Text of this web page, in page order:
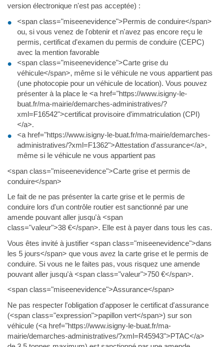
version électronique n'est pas acceptée) :
<span class="miseenevidence">Permis de conduire</span>
ou, si vous venez de l'obtenir et n'avez pas encore reçu le
permis, certificat d'examen du permis de conduire (CEPC)
avec la mention favorable
<span class="miseenevidence">Carte grise du
véhicule</span>, même si le véhicule ne vous appartient pas
(une photocopie pour un véhicule de location). Vous pouvez
présenter à la place le <a href="https://www.isigny-le-
buat.fr/ma-mairie/demarches-administratives/?
xml=F16542">certificat provisoire d'immatriculation (CPI)
</a>.
<a href="https://www.isigny-le-buat.fr/ma-mairie/demarches-
administratives/?xml=F1362">Attestation d'assurance</a>,
même si le véhicule ne vous appartient pas
<span class="miseenevidence">Carte grise et permis de
conduire</span>
Le fait de ne pas présenter la carte grise et le permis de
conduire lors d'un contrôle routier est sanctionné par une
amende pouvant aller jusqu'à <span
class="valeur">38 €</span>. Elle est à payer dans tous les cas.
Vous êtes invité à justifier <span class="miseenevidence">dans
les 5 jours</span> que vous avez la carte grise et le permis de
conduire. Si vous ne le faites pas, vous risquez une amende
pouvant aller jusqu'à <span class="valeur">750 €</span>.
<span class="miseenevidence">Assurance</span>
Ne pas respecter l'obligation d'apposer le certificat d'assurance
(<span class="expression">papillon vert</span>) sur son
véhicule (<a href="https://www.isigny-le-buat.fr/ma-
mairie/demarches-administratives/?xml=R45943">PTAC</a>